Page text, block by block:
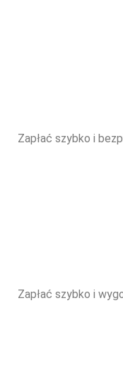
Zapłać szybko i
Zapłać szybko i